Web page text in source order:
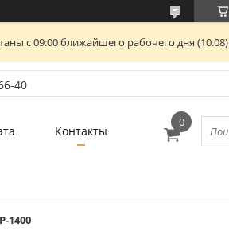
с 09:00 ближайшего рабочего дня (10.08)
40
Контакты
1400